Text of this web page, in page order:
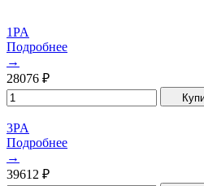
1PA
Подробнее
→
28076 ₽
3PA
Подробнее
→
39612 ₽